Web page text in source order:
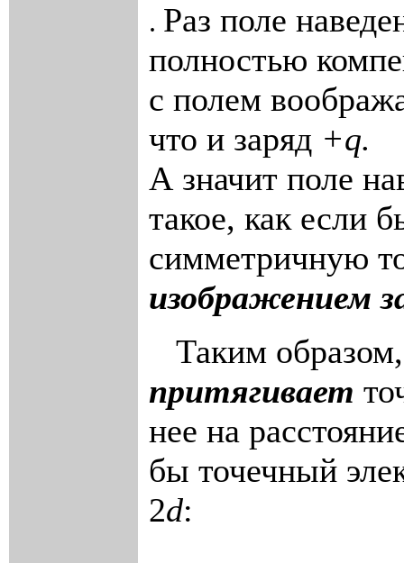
. Раз поле
полностью
с полем
что и заряд +q.
А значит поле
такое, как если
симметричную
изображением
Таким образом,
притягивает
нее на
бы точечный
2d: